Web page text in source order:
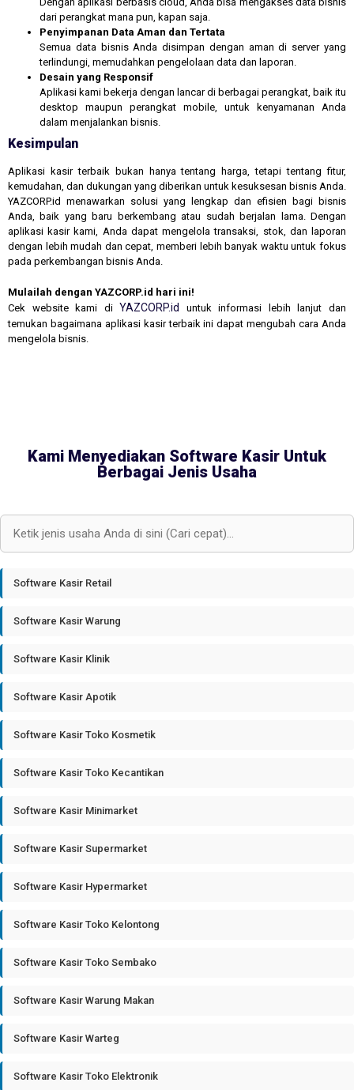
dari perangkat mana pun, kapan saja.
Penyimpanan Data Aman dan Tertata
Semua data bisnis Anda disimpan dengan aman di server yang
terlindungi, memudahkan pengelolaan data dan laporan.
Desain yang Responsif
Aplikasi kami bekerja dengan lancar di berbagai perangkat, baik itu
desktop maupun perangkat mobile, untuk kenyamanan Anda
dalam menjalankan bisnis.
Kesimpulan
Aplikasi kasir terbaik bukan hanya tentang harga, tetapi tentang fitur,
kemudahan, dan dukungan yang diberikan untuk kesuksesan bisnis Anda.
YAZCORP.id menawarkan solusi yang lengkap dan efisien bagi bisnis
Anda, baik yang baru berkembang atau sudah berjalan lama. Dengan
aplikasi kasir kami, Anda dapat mengelola transaksi, stok, dan laporan
dengan lebih mudah dan cepat, memberi lebih banyak waktu untuk fokus
pada perkembangan bisnis Anda.
Mulailah dengan YAZCORP.id hari ini!
Cek website kami di YAZCORP.id
untuk informasi lebih lanjut dan
temukan bagaimana aplikasi kasir terbaik ini dapat mengubah cara Anda
mengelola bisnis.
Kami Menyediakan Software Kasir Untuk
Berbagai Jenis Usaha
Software Kasir Retail
Software Kasir Warung
Software Kasir Klinik
Software Kasir Apotik
Software Kasir Toko Kosmetik
Software Kasir Toko Kecantikan
Software Kasir Minimarket
Software Kasir Supermarket
Software Kasir Hypermarket
Software Kasir Toko Kelontong
Software Kasir Toko Sembako
Software Kasir Warung Makan
Software Kasir Warteg
Software Kasir Toko Elektronik